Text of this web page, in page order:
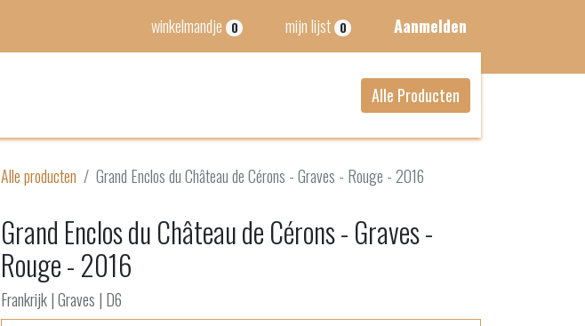
winkelmandje 0 mijn lijst 0 Aanmelden
Alle Producten
Alle producten Grand Enclos du Château de Cérons - Graves - Rouge - 2016
Grand Enclos du Château de Cérons - Graves -
Rouge - 2016
Frankrijk | Graves | D6